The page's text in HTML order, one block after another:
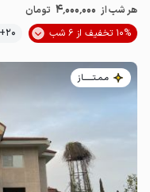
هر شب از 4٬000٬000 تومان
10% تخفیف از 6 شب
20+ رزرو موفق
مـمـتــــــاز